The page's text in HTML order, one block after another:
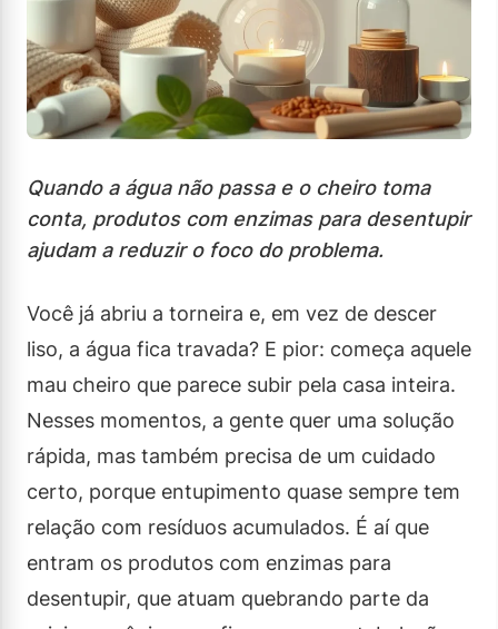
Quando a água não passa e o cheiro toma
conta, produtos com enzimas para desentupir
ajudam a reduzir o foco do problema.
Você já abriu a torneira e, em vez de descer
liso, a água fica travada? E pior: começa aquele
mau cheiro que parece subir pela casa inteira.
Nesses momentos, a gente quer uma solução
rápida, mas também precisa de um cuidado
certo, porque entupimento quase sempre tem
relação com resíduos acumulados. É aí que
entram os produtos com enzimas para
desentupir, que atuam quebrando parte da